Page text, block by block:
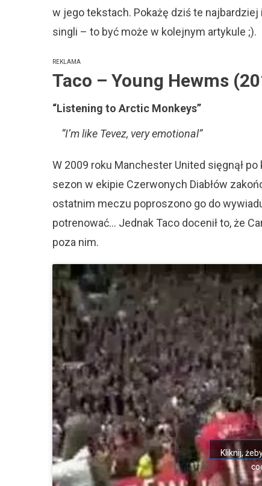
w jego tekstach. Pokażę dziś te
singli – to być może w kolejnym artykule ;).
REKLAMA
Taco – Young Hewms
“Listening to Arctic Monkeys”
“I’m like Tevez, very emotional”
W 2009 roku Manchester United sięgnął
sezon w ekipie Czerwonych Diabłów
ostatnim meczu poproszono go do
potrenować… Jednak Taco docenił to, że
poza nim.
Kliknij,